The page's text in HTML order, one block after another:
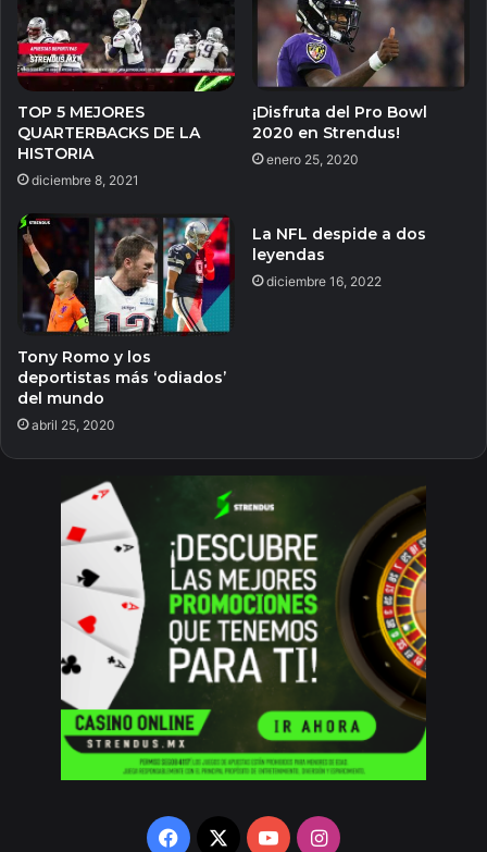
TOP 5 MEJORES
QUARTERBACKS DE LA
HISTORIA
diciembre 8, 2021
¡Disfruta del Pro Bowl
2020 en Strendus!
enero 25, 2020
Tony Romo y los
deportistas más ‘odiados’
del mundo
abril 25, 2020
La NFL despide a dos
leyendas
diciembre 16, 2022
Facebook
X YouTubeInstagram